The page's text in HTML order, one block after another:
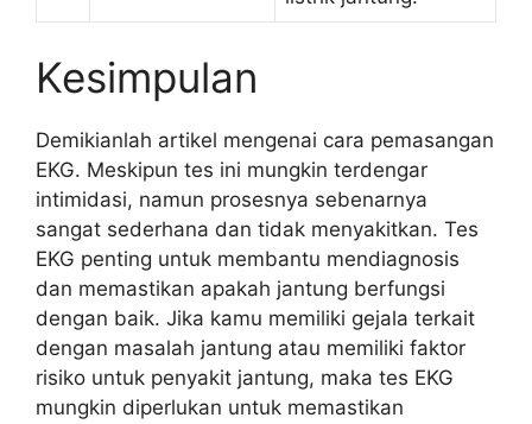
Kesimpulan
Demikianlah artikel mengenai cara pemasangan
EKG. Meskipun tes ini mungkin terdengar
intimidasi, namun prosesnya sebenarnya
sangat sederhana dan tidak menyakitkan. Tes
EKG penting untuk membantu mendiagnosis
dan memastikan apakah jantung berfungsi
dengan baik. Jika kamu memiliki gejala terkait
dengan masalah jantung atau memiliki faktor
risiko untuk penyakit jantung, maka tes EKG
mungkin diperlukan untuk memastikan